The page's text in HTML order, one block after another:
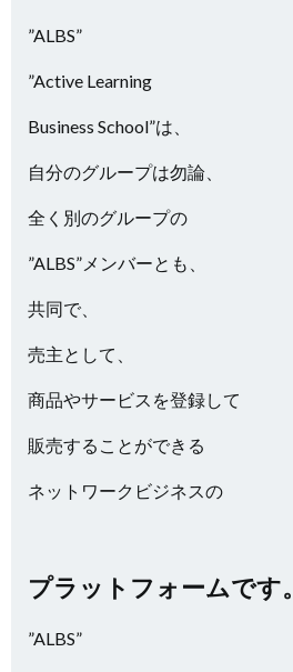
”ALBS”
”Active Learning
Business School”は、
自分のグループは勿論、
全く別のグループの
”ALBS”メンバーとも、
共同で、
売主として、
商品やサービスを登録して
販売することができる
ネットワークビジネスの
プラットフォームです。
”ALBS”